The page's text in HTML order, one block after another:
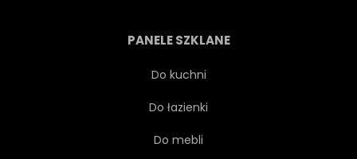
PANELE SZKLANE
Do kuchni
Do łazienki
Do mebli